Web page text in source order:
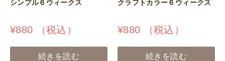
シンプル６ウィークス
¥880 （税込）
続きを読む
クラフトカラー６ウィークス
¥880 （税込）
続きを読む